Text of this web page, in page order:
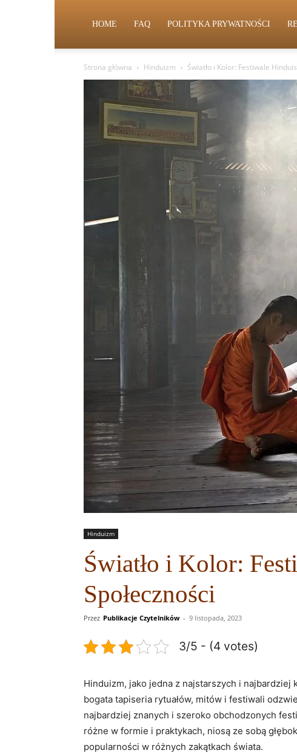
HOME FAQ POLITYKA PRYWATNOŚCI
Strona główna Hinduizm Światło i Kolor: Festiwale
Hinduizm
Światło i Kolor:
Społeczności
Przez Publikacje Czytelników - 9 listopada, 2023
3/5 - (4 votes)
Hinduizm, jako jedna z najstarszych i
bogata tapiseria rytuałów, mitów i festiwali
najbardziej znanych i szeroko obchodzonych
różne w formie i praktykach, niosą ze sobą
popularności w różnych zakątkach świata.